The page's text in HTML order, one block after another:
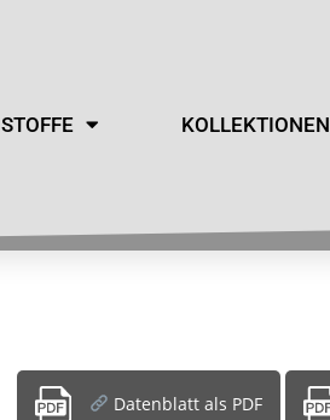
STOFFE KOLLEKTIONEN
Datenblatt als PDF